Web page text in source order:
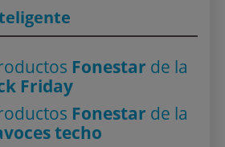
Fonestar de la
Friday
Fonestar de la
techo